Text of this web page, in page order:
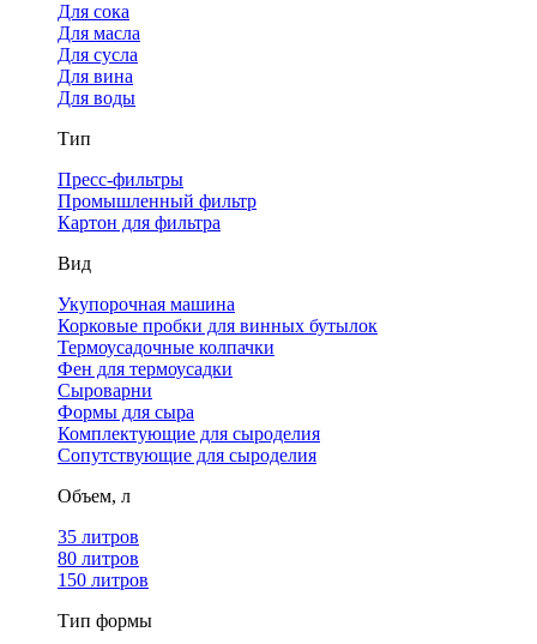
Для сока
Для масла
Для сусла
Для вина
Для воды
Тип
Пресс-фильтры
Промышленный фильтр
Картон для фильтра
Вид
Укупорочная машина
Корковые пробки для винных бутылок
Термоусадочные колпачки
Фен для термоусадки
Сыроварни
Формы для сыра
Комплектующие для сыроделия
Сопутствующие для сыроделия
Объем, л
35 литров
80 литров
150 литров
Тип формы